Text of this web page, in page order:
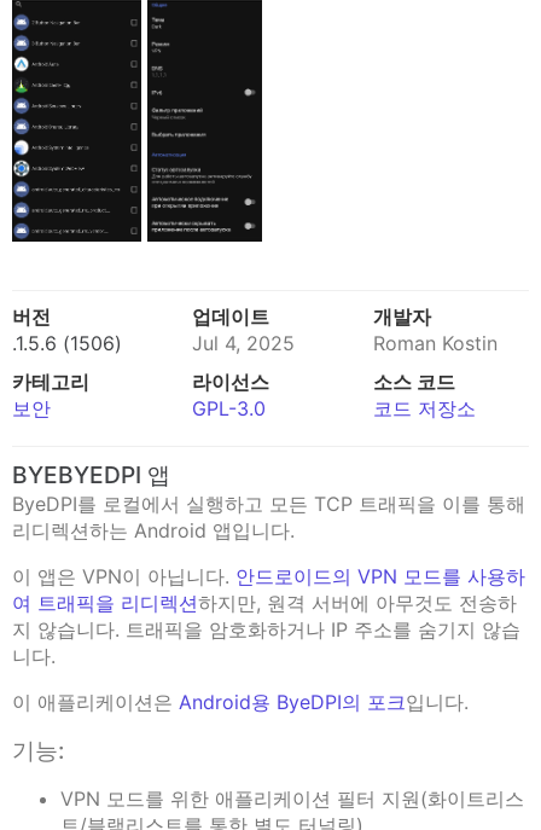
버전
.1.5.6 (1506)
업데이트
Jul 4, 2025
개발자
Roman Kostin
카테고리
보안
라이선스
GPL-3.0
소스 코드
코드 저장소
BYEBYEDPI 앱
ByeDPI를 로컬에서 실행하고 모든 TCP 트래픽을 이를 통해
리디렉션하는 Android 앱입니다.
이 앱은 VPN이 아닙니다. 안드로이드의 VPN 모드를 사용하
여 트래픽을 리디렉션하지만, 원격 서버에 아무것도 전송하
지 않습니다. 트래픽을 암호화하거나 IP 주소를 숨기지 않습
니다.
이 애플리케이션은 Android용 ByeDPI의 포크입니다.
기능:
VPN 모드를 위한 애플리케이션 필터 지원(화이트리스
트/블랙리스트를 통한 별도 터널링)